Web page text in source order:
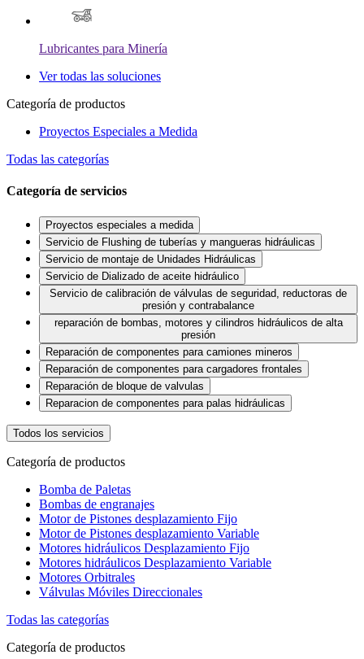
Lubricantes para Minería
Ver todas las soluciones
Categoría de productos
Proyectos Especiales a Medida
Todas las categorías
Categoría de servicios
Proyectos especiales a medida
Servicio de Flushing de tuberías y mangueras hidráulicas
Servicio de montaje de Unidades Hidráulicas
Servicio de Dializado de aceite hidráulico
Servicio de calibración de válvulas de seguridad, reductoras de
presión y contrabalance
reparación de bombas, motores y cilindros hidráulicos de alta
presión
Reparación de componentes para camiones mineros
Reparación de componentes para cargadores frontales
Reparación de bloque de valvulas
Reparacion de componentes para palas hidráulicas
Todos los servicios
Categoría de productos
Bomba de Paletas
Bombas de engranajes
Motor de Pistones desplazamiento Fijo
Motor de Pistones desplazamiento Variable
Motores hidráulicos Desplazamiento Fijo
Motores hidráulicos Desplazamiento Variable
Motores Orbitrales
Válvulas Móviles Direccionales
Todas las categorías
Categoría de productos